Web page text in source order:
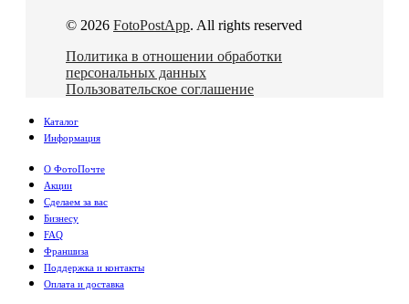
© 2026 FotoPostApp. All rights reserved
Политика в отношении обработки
персональных данных
Пользовательское соглашение
Каталог
Информация
О ФотоПочте
Акции
Сделаем за вас
Бизнесу
FAQ
Франшиза
Поддержка и контакты
Оплата и доставка